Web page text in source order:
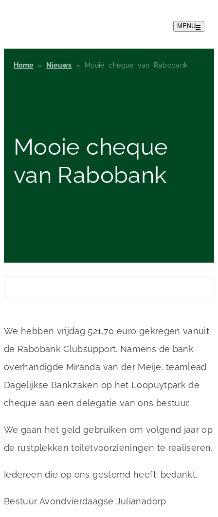
MENU
Home » Nieuws » Mooie cheque van Rabobank
Mooie cheque
van Rabobank
We hebben vrijdag 521,70 euro gekregen vanuit
de Rabobank Clubsupport. Namens de bank
overhandigde Miranda van der Meije, teamlead
Dagelijkse Bankzaken op het Loopuytpark de
cheque aan een delegatie van ons bestuur.
We gaan het geld gebruiken om volgend jaar op
de rustplekken toiletvoorzieningen te realiseren.
Iedereen die op ons gestemd heeft: bedankt.
Bestuur Avondvierdaagse Julianadorp